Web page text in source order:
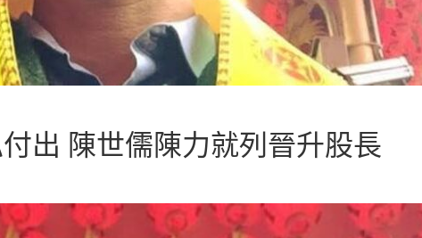
出 陳世儒陳力就列晉升股長